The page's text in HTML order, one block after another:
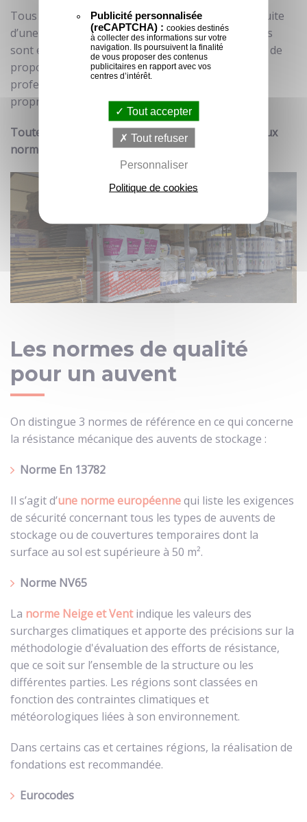
Tous ces éléments sont fabriqués en atelier à la suite
d’une conception en bureau d’études. Les éléments
sont ensuite assemblés directement sur place afin de
proposer une solution rapide et clé en main aux
professionnels. L’installation est ainsi facilitée et
propre, sans aucun déchet.
Toute structure avec bâches doit être conforme aux
normes anti-feu M2.
Les normes de qualité
pour un auvent
On distingue 3 normes de référence en ce qui concerne
la résistance mécanique des auvents de stockage :
Norme En 13782
Il s’agit d’une norme européennequi liste les exigences
de sécurité concernant tous les types de auvents de
stockage ou de couvertures temporaires dont la
surface au sol est supérieure à 50 m².
Norme NV65
La norme Neige et Ventindique les valeurs des
surcharges climatiques et apporte des précisions sur la
méthodologie d'évaluation des efforts de résistance,
que ce soit sur l’ensemble de la structure ou les
différentes parties. Les régions sont classées en
fonction des contraintes climatiques et
météorologiques liées à son environnement.
Dans certains cas et certaines régions, la réalisation de
fondations est recommandée.
Eurocodes
Publicité personnalisée
(reCAPTCHA) : cookies destinés
à collecter des informations sur votre
navigation. Ils poursuivent la finalité
de vous proposer des contenus
publicitaires en rapport avec vos
centres d’intérêt.
Tout accepter
Tout refuser
Personnaliser
Politique de cookies